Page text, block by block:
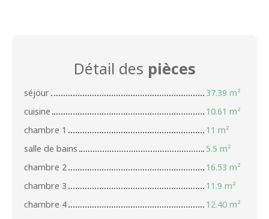
Détail des pièces
séjour
37.39 m²
cuisine
10.61 m²
chambre 1
11 m²
salle de bains
5.5 m²
chambre 2
16.53 m²
chambre 3
11.9 m²
chambre 4
12.40 m²